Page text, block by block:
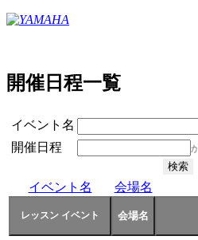
開催日程一覧
イベント名
開催日程
イベント名 会場名